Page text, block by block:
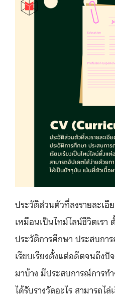
ประวัติส่วนตัวที่ลงรายละเอี
เหมือนเป็นไทม์ไลน์ชีวิตเรา
ประวัติการศึกษา ประสบกา
เรียบเรียงตั้งแต่อดีตจนถึงปั
มาบ้าง มีประสบการณ์การท
ได้รับรางวัลอะไร สามารถไ